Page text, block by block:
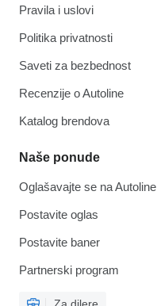
Pravila i uslovi
Politika privatnosti
Saveti za bezbednost
Recenzije o Autoline
Katalog brendova
Naše ponude
Oglašavajte se na Autoline
Postavite oglas
Postavite baner
Partnerski program